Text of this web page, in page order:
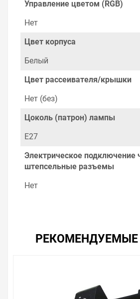
Управление цветом (RGB)
Нет
Цвет корпуса
Белый
Цвет рассеивателя/крышки
Нет (без)
Цоколь (патрон) лампы
E27
Электрическое подключение
штепсельные разъемы
Нет